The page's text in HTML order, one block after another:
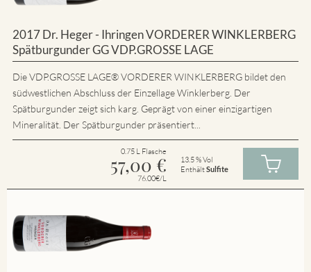
2017 Dr. Heger - Ihringen VORDERER WINKLERBERG
Spätburgunder GG VDP.GROSSE LAGE
Die VDP.GROSSE LAGE® VORDERER WINKLERBERG bildet den
südwestlichen Abschluss der Einzellage Winklerberg. Der
Spätburgunder zeigt sich karg. Geprägt von einer einzigartigen
Mineralität. Der Spätburgunder präsentiert...
0.75 L Flasche
57,00 €
76.00€/L
13.5 % Vol
EnthältSulfite